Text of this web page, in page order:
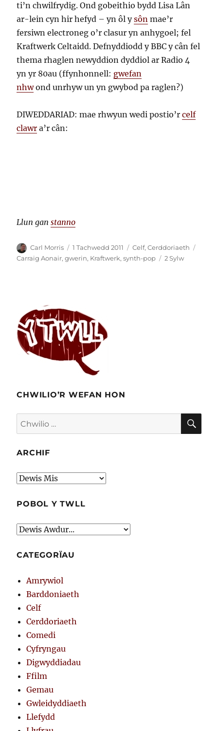
ti’n chwilfrydig. Ond gobeithio bydd Lisa Lân
ar-lein cyn hir hefyd – yn ôl ysôn mae’r
fersiwn electroneg o’r clasur yn anhygoel; fel
Kraftwerk Celtaidd. Defnyddiodd y BBC y cân fel
thema rhaglen newyddion dyddiol ar Radio 4
yn yr 80au (ffynhonnell: gwefan
nhwond unrhyw un yn gwybod pa raglen?)
DIWEDDARIAD: mae rhwyun wedi postio’rcelf
clawr a’r cân:
Llun ganstanno
Awdur
Carl Morris
Cofnodwyd
ar
1 Tachwedd 2011 Categorïau
Celf,Cerddoriaeth
Carraig Aonair,gwerin, Kraftwerk,synth-pop 2 Sylwar
CHWILIO’R WEFAN HON
Chwilio
am:
ARCHIF
Archif
POBOL Y TWLL
CATEGORÏAU
Amrywiol
Barddoniaeth
Celf
Cerddoriaeth
Comedi
Cyfryngau
Digwyddiadau
Ffilm
Gemau
Gwleidyddiaeth
Llefydd